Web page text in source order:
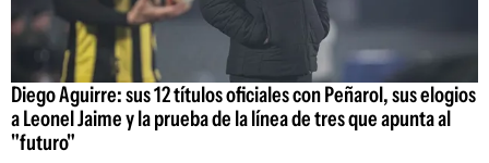
Diego Aguirre: sus 12 títulos oficiales con Peñarol, sus elogios
a Leonel Jaime y la prueba de la línea de tres que apunta al
"futuro"